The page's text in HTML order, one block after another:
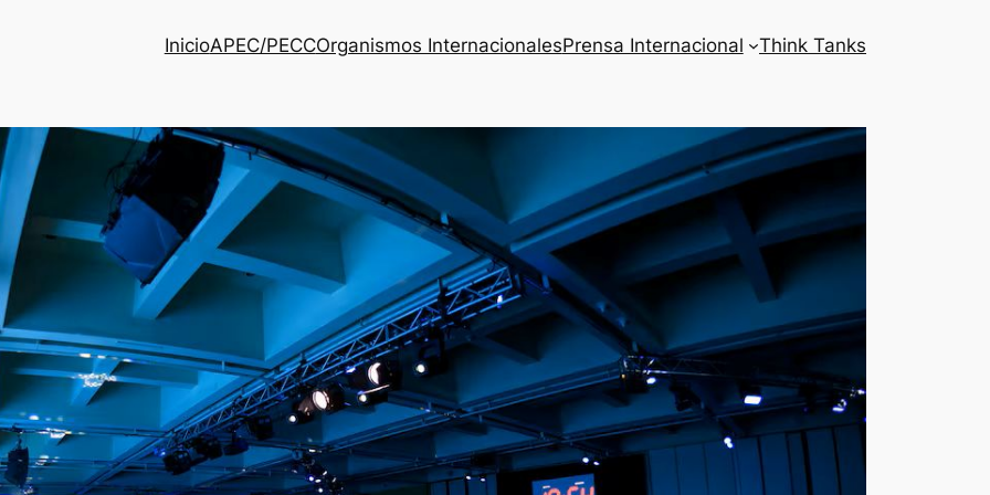
InicioAPEC/PECCOrganismos InternacionalesPrensa Internacional Think Tanks